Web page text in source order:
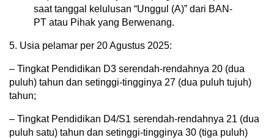
saat tanggal kelulusan “Unggul (A)” dari BAN-
PT atau Pihak yang Berwenang.
5. Usia pelamar per 20 Agustus 2025:
– Tingkat Pendidikan D3 serendah-rendahnya 20 (dua
puluh) tahun dan setinggi-tingginya 27 (dua puluh tujuh)
tahun;
– Tingkat Pendidikan D4/S1 serendah-rendahnya 21 (dua
puluh satu) tahun dan setinggi-tingginya 30 (tiga puluh)